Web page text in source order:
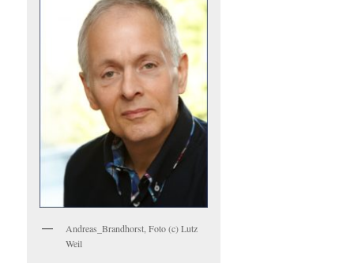
Andreas_Brandhorst, Foto (c) Lutz
Weil